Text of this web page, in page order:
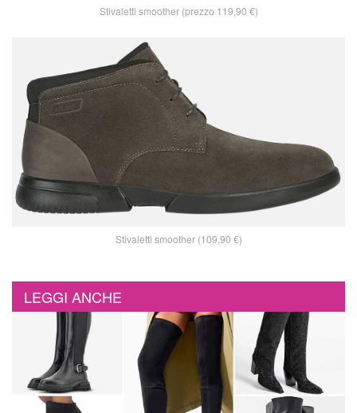
Stivaletti smoother (prezzo 119,90 €)
Stivaletti smoother (109,90 €)
LEGGI ANCHE